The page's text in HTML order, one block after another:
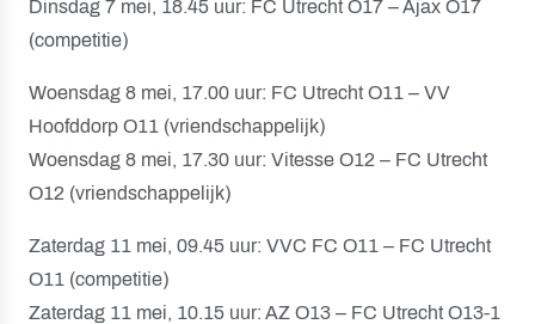
Dinsdag 7 mei, 18.45 uur: FC Utrecht O17 – Ajax O17
(competitie)
Woensdag 8 mei, 17.00 uur: FC Utrecht O11 – VV
Hoofddorp O11 (vriendschappelijk)
Woensdag 8 mei, 17.30 uur: Vitesse O12 – FC Utrecht
O12 (vriendschappelijk)
Zaterdag 11 mei, 09.45 uur: VVC FC O11 – FC Utrecht
O11 (competitie)
Zaterdag 11 mei, 10.15 uur: AZ O13 – FC Utrecht O13-1